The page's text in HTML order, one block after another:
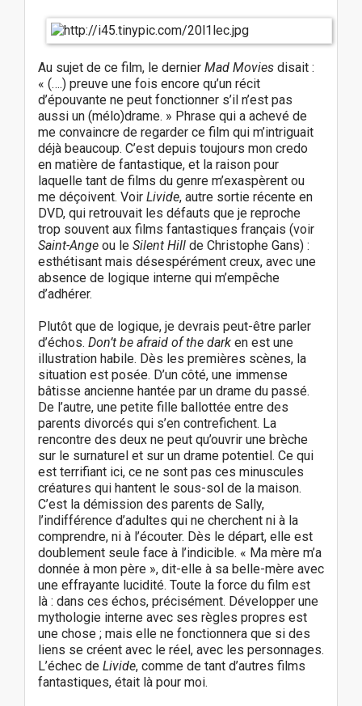
g
a
t
i
o
n
Au sujet de ce film, le dernier Mad Movies disait :
« (….) preuve une fois encore qu’un récit
d’épouvante ne peut fonctionner s’il n’est pas
aussi un (mélo)drame. » Phrase qui a achevé de
me convaincre de regarder ce film qui m’intriguait
déjà beaucoup. C’est depuis toujours mon credo
en matière de fantastique, et la raison pour
laquelle tant de films du genre m’exaspèrent ou
me déçoivent. Voir Livide, autre sortie récente en
DVD, qui retrouvait les défauts que je reproche
trop souvent aux films fantastiques français (voir
Saint-Ange ou le Silent Hill de Christophe Gans) :
esthétisant mais désespérément creux, avec une
absence de logique interne qui m’empêche
d’adhérer.
Plutôt que de logique, je devrais peut-être parler
d’échos. Don’t be afraid of the dark en est une
illustration habile. Dès les premières scènes, la
situation est posée. D’un côté, une immense
bâtisse ancienne hantée par un drame du passé.
De l’autre, une petite fille ballottée entre des
parents divorcés qui s’en contrefichent. La
rencontre des deux ne peut qu’ouvrir une brèche
sur le surnaturel et sur un drame potentiel. Ce qui
est terrifiant ici, ce ne sont pas ces minuscules
créatures qui hantent le sous-sol de la maison.
C’est la démission des parents de Sally,
l’indifférence d’adultes qui ne cherchent ni à la
comprendre, ni à l’écouter. Dès le départ, elle est
doublement seule face à l’indicible. « Ma mère m’a
donnée à mon père », dit-elle à sa belle-mère avec
une effrayante lucidité. Toute la force du film est
là : dans ces échos, précisément. Développer une
mythologie interne avec ses règles propres est
une chose ; mais elle ne fonctionnera que si des
liens se créent avec le réel, avec les personnages.
L’échec de Livide, comme de tant d’autres films
fantastiques, était là pour moi.